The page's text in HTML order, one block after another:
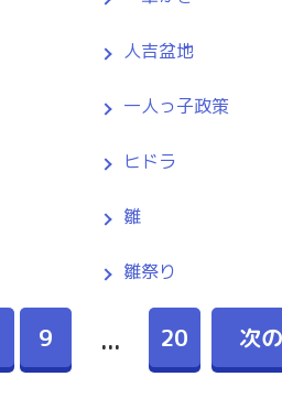
人吉盆地
一人っ子政策
ヒドラ
雛
雛祭り
9 ... 20 次